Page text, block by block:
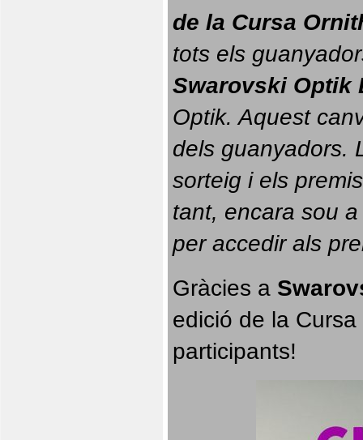
de la Cursa
tots els
Swarovski Optik
Optik. Aquest
dels guanyadors.
sorteig i els
tant, encara sou
per accedir als
Gràcies a
edició de la
participants!